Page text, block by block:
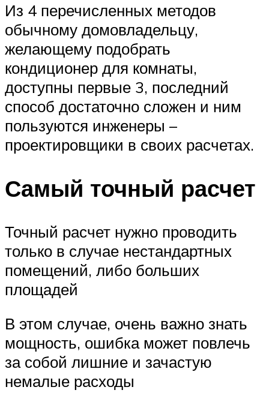
Из 4 перечисленных методов
обычному домовладельцу,
желающему подобрать
кондиционер для комнаты,
доступны первые 3, последний
способ достаточно сложен и ним
пользуются инженеры –
проектировщики в своих расчетах.
Самый точный расчет
Точный расчет нужно проводить
только в случае нестандартных
помещений, либо больших
площадей
В этом случае, очень важно знать
мощность, ошибка может повлечь
за собой лишние и зачастую
немалые расходы